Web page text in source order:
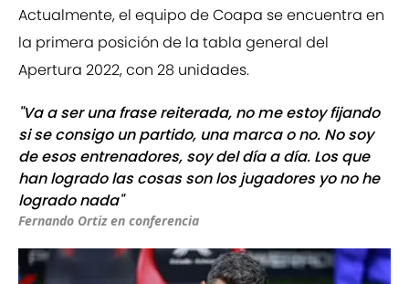
Actualmente, el equipo de Coapa se encuentra en
la primera posición de la tabla general del
Apertura 2022, con 28 unidades.
"Va a ser una frase reiterada, no me estoy fijando
si se consigo un partido, una marca o no. No soy
de esos entrenadores, soy del día a día. Los que
han logrado las cosas son los jugadores yo no he
logrado nada"
Fernando Ortiz en conferencia